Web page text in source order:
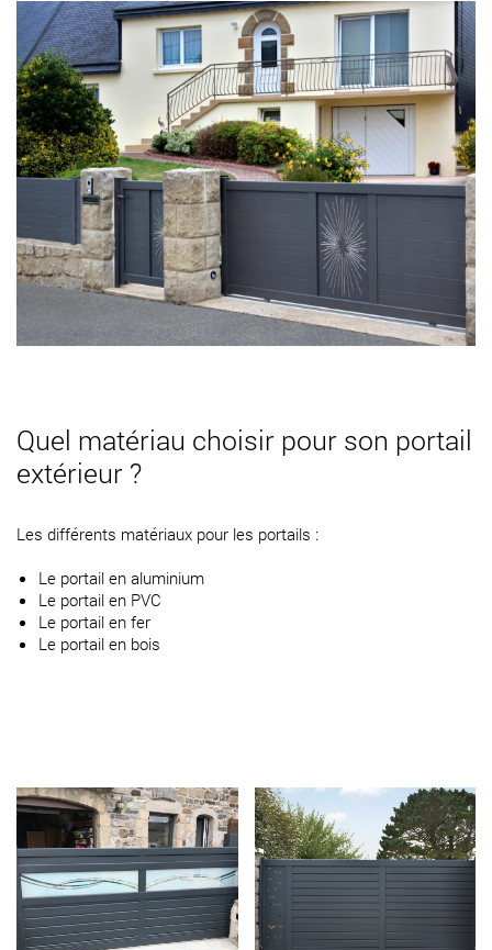
Quel matériau choisir pour son portail
extérieur ?
Les différents matériaux pour les portails :
Le portail en aluminium
Le portail en PVC
Le portail en fer
Le portail en bois